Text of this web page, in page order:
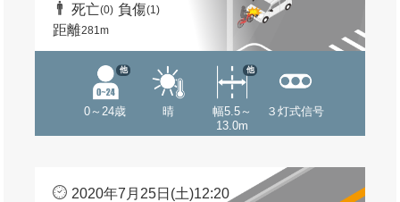
死亡(0) 負傷(1)
距離281m
0～24歳
他
晴
幅5.5～
13.0m
他
３灯式信号
2020年7月25日(土)12:20